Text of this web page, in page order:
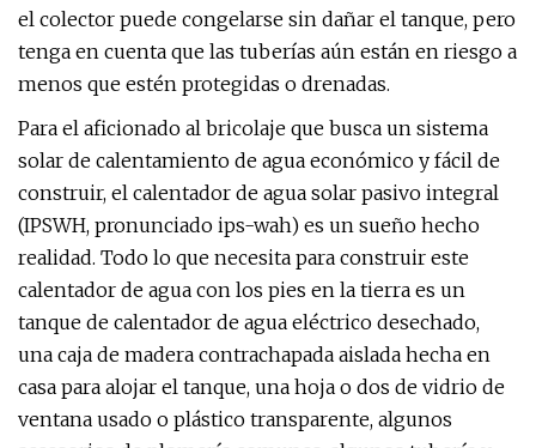
el colector puede congelarse sin dañar el tanque, pero
tenga en cuenta que las tuberías aún están en riesgo a
menos que estén protegidas o drenadas.
Para el aficionado al bricolaje que busca un sistema
solar de calentamiento de agua económico y fácil de
construir, el calentador de agua solar pasivo integral
(IPSWH, pronunciado ips-wah) es un sueño hecho
realidad. Todo lo que necesita para construir este
calentador de agua con los pies en la tierra es un
tanque de calentador de agua eléctrico desechado,
una caja de madera contrachapada aislada hecha en
casa para alojar el tanque, una hoja o dos de vidrio de
ventana usado o plástico transparente, algunos